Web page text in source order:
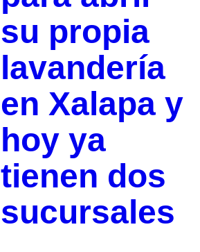
su propia
lavandería
en Xalapa y
hoy ya
tienen dos
sucursales